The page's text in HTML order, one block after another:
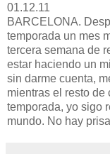
01.12.11
BARCELONA.
temporada un mes
tercera semana de
estar haciendo un
sin darme cuenta,
mientras el resto de
temporada, yo sigo
mundo. No hay